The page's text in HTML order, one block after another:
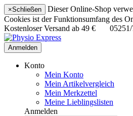
×Schließen
Dieser Online-Shop
Cookies ist der Funktionsumfang des
Kostenloser Versand ab 49 €
Anmelden
Konto
Mein Konto
Mein Artikelvergleich
Mein Merkzettel
Meine Lieblingslisten
Anmelden